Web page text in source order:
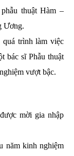
thuật Hàm –
Ương.
quá trình làm việc
bác sĩ Phẫu thuật
vượt bậc.
mời gia nhập
năm kinh nghiệm